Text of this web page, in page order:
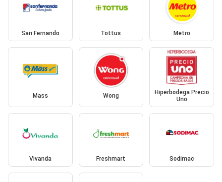
San Fernando Tottus Metro
Mass Wong
Hiperbodega Precio
Uno
Vivanda Freshmart Sodimac